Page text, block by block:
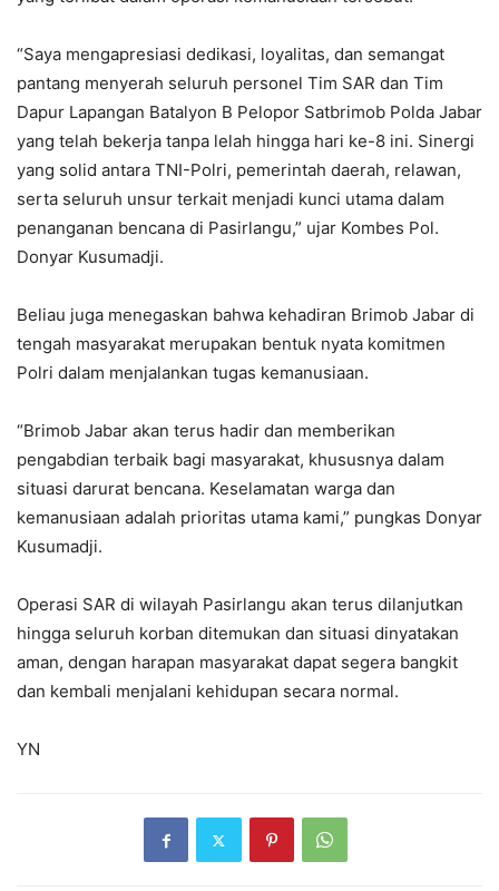
“Saya mengapresiasi dedikasi, loyalitas, dan semangat
pantang menyerah seluruh personel Tim SAR dan Tim
Dapur Lapangan Batalyon B Pelopor Satbrimob Polda Jabar
yang telah bekerja tanpa lelah hingga hari ke-8 ini. Sinergi
yang solid antara TNI-Polri, pemerintah daerah, relawan,
serta seluruh unsur terkait menjadi kunci utama dalam
penanganan bencana di Pasirlangu,” ujar Kombes Pol.
Donyar Kusumadji.
Beliau juga menegaskan bahwa kehadiran Brimob Jabar di
tengah masyarakat merupakan bentuk nyata komitmen
Polri dalam menjalankan tugas kemanusiaan.
“Brimob Jabar akan terus hadir dan memberikan
pengabdian terbaik bagi masyarakat, khususnya dalam
situasi darurat bencana. Keselamatan warga dan
kemanusiaan adalah prioritas utama kami,” pungkas Donyar
Kusumadji.
Operasi SAR di wilayah Pasirlangu akan terus dilanjutkan
hingga seluruh korban ditemukan dan situasi dinyatakan
aman, dengan harapan masyarakat dapat segera bangkit
dan kembali menjalani kehidupan secara normal.
YN